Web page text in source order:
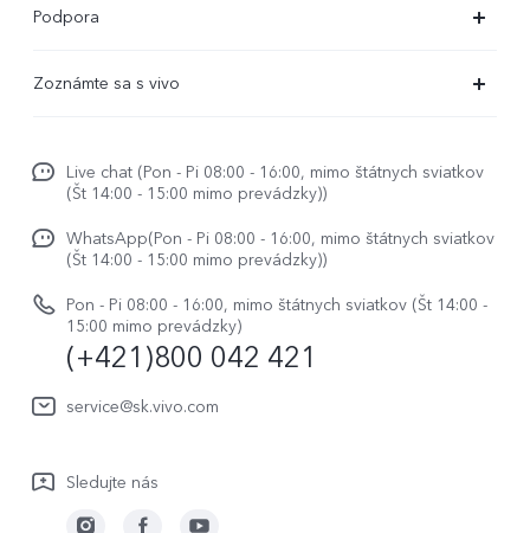
V29
Y33s
Všetky modely
Podpora
Overenie IMEI
Aktualizácia systému
Užívateľský manuál
Zapisnik nadogradnje
Záručné podmienky
Servisná služba
Zoznámte sa s vivo
Život vo vivo
O nás
Právne upozornenie
Udržateľnosť
Centrum ochrany osobných údajov vivo
Live chat (Pon - Pi 08:00 - 16:00, mimo štátnych sviatkov
(Št 14:00 - 15:00 mimo prevádzky))
WhatsApp(Pon - Pi 08:00 - 16:00, mimo štátnych sviatkov
(Št 14:00 - 15:00 mimo prevádzky))
Pon - Pi 08:00 - 16:00, mimo štátnych sviatkov (Št 14:00 -
15:00 mimo prevádzky)
(+421)800 042 421
service@sk.vivo.com
Sledujte nás